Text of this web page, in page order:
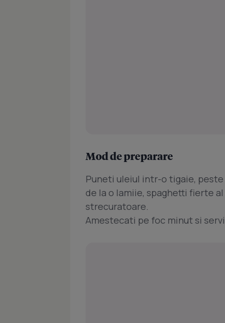
Mod de preparare
Puneti uleiul intr-o tigaie, peste
de la o lamiie, spaghetti fierte
strecuratoare.
Amestecati pe foc minut si